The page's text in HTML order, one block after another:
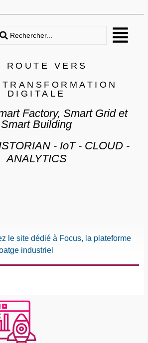
ROUTE VERS
DIGITALE
Factory, Smart Grid et
Smart Building
- IoT - CLOUD -
ANALYTICS
le site dédié à Focus, la plateforme
industriel